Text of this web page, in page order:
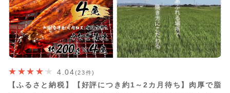
4.04(23件)
【ふるさと納税】【好評につき約1～2カ月待ち】肉厚で脂